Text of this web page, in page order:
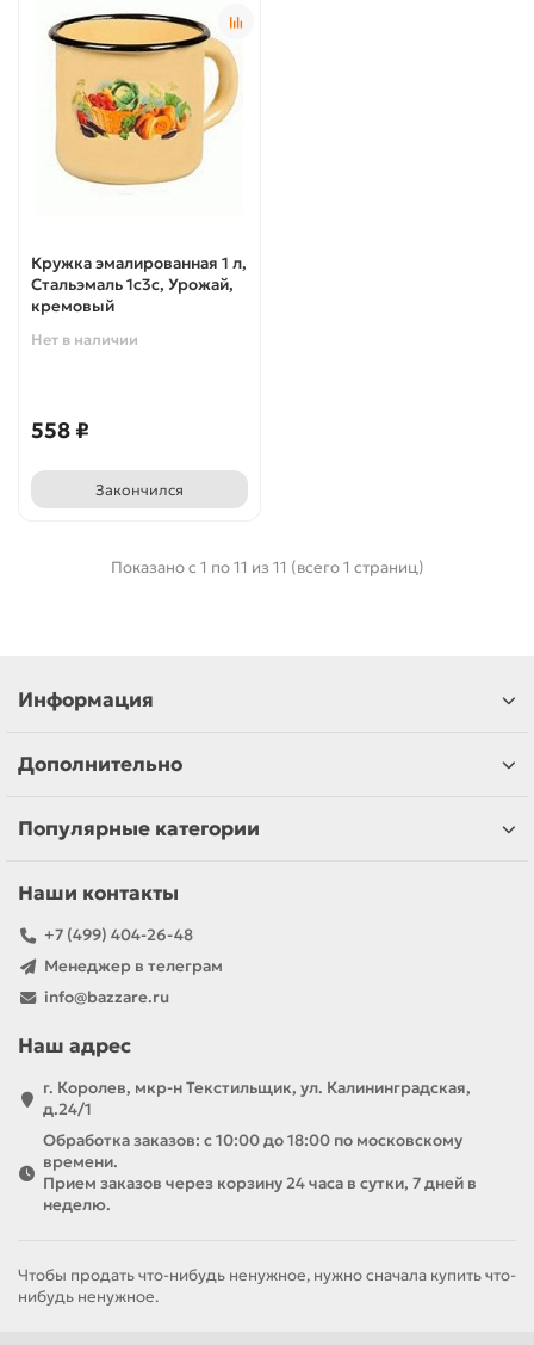
Кружка эмалированная 1 л,
Стальэмаль 1с3с, Урожай,
кремовый
Нет в наличии
558 ₽
Закончился
Показано с 1 по 11 из 11 (всего 1 страниц)
Информация
Дополнительно
Популярные категории
Наши контакты
+7 (499) 404-26-48
Менеджер в телеграм
info@bazzare.ru
Наш адрес
г. Королев, мкр-н Текстильщик, ул. Калининградская,
д.24/1
Обработка заказов: с 10:00 до 18:00 по московскому
времени.
Прием заказов через корзину 24 часа в сутки, 7 дней в
неделю.
Чтобы продать что-нибудь ненужное, нужно сначала купить что-
нибудь ненужное.